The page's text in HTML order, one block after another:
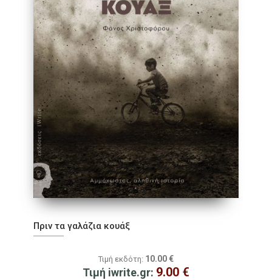
Πριν τα γαλάζια κουάξ
Τιμή εκδότη: 10.00 €
Τιμή iwrite.gr: 9.00 €